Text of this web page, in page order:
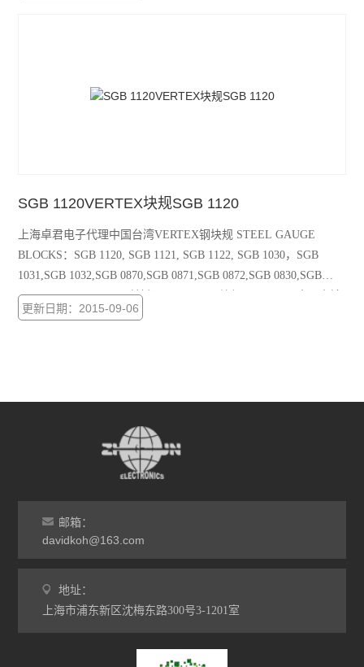
SGB 1120VERTEX块规SGB 1120
上海卓君电子代理中国台湾VERTEX钢块规 STEEL GAUGE
BLOCKS：SGB 1120, SGB 1121, SGB 1122, SGB 1030，SGB
1031,SGB 1032,SGB 0870,SGB 0871,SGB 0872,SGB 0830,SGB
0831,SGB 0832,SGB 0 关键词：VERTEX块规SGB 1120, 中国台湾
块规SGB 1120，SGB 1120
更新日期：2015-09-06
邮箱：
davidkoh@163.com
地址：
上海市浦东新区沈梅东路300号3-1201室